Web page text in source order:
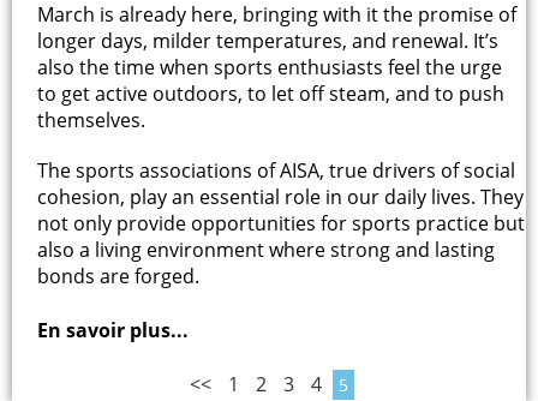
March is already here, bringing with it the promise of
longer days, milder temperatures, and renewal. It’s
also the time when sports enthusiasts feel the urge
to get active outdoors, to let off steam, and to push
themselves.
The sports associations of AISA, true drivers of social
cohesion, play an essential role in our daily lives. They
not only provide opportunities for sports practice but
also a living environment where strong and lasting
bonds are forged.
En savoir plus...
<< 1 2 3 4 5